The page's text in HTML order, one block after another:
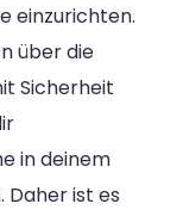
einzurichten.
über die
Sicherheit
in deinem
Daher ist es